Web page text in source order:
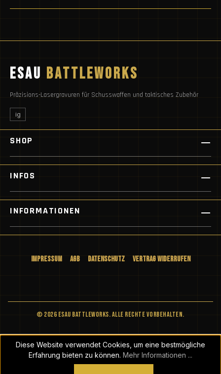
ESAU BATTLEWORKS
Präzisions-Lasergravuren für Schusswaffen und taktisches Zubehör
ig
SHOP
INFOS
INFORMATIONEN
Impressum AGB Datenschutz Vertrag widerrufen
© 2026 ESAU BATTLEWORKS. Alle Rechte vorbehalten.
Diese Website verwendet Cookies, um eine bestmögliche
Erfahrung bieten zu können. Mehr Informationen ...